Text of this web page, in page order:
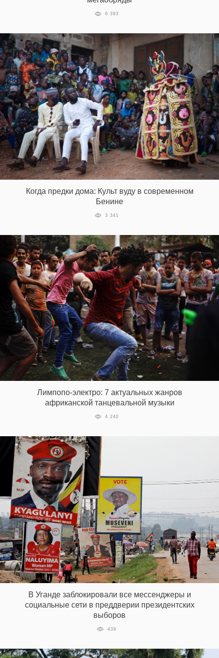
6 393
Когда предки дома: Культ вуду в современном
Бенине
3 341
Лимпопо-электро: 7 актуальных жанров
африканской танцевальной музыки
4 240
В Уганде заблокировали все мессенджеры и
социальные сети в преддверии президентских
выборов
439